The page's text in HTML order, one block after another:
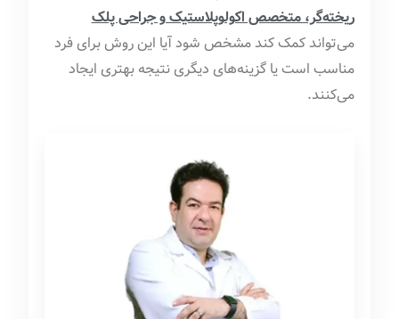
ریخته‌گر، متخصص اکولوپلاستیک و جراحی پلک
می‌تواند کمک کند مشخص شود آیا این روش برای فرد
مناسب است یا گزینه‌های دیگری نتیجه بهتری ایجاد
می‌کنند.